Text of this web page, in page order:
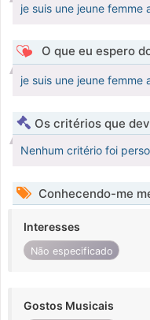
je suis une jeune femme
O que eu espero
je suis une jeune femme
Os critérios que
Nenhum critério foi
Conhecendo-me
Interesses
Não especificado
Gostos Musicais